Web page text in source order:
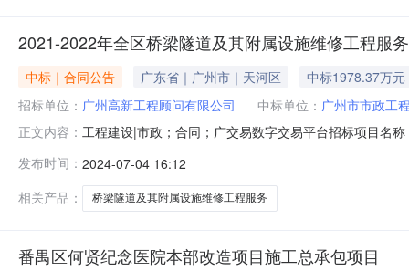
2021-2022年全区桥梁隧道及其附属设施维修工程服
中标｜合同公告 广东省｜广州市｜天河区
中标1978.37万元
招标单位： 广州高新工程顾问有限公司 中标单位： 广州市市政工
正文内容： 工程建设|市政；合同；广交易数字交易平台招标项目名
期限：合同签署时间：2021-12-3100:00:00合同金额：
发布时间： 2024-07-04 16:12
相关产品：
桥梁隧道及其附属设施维修工程服务
番禺区何贤纪念医院本部改造项目施工总承包项目